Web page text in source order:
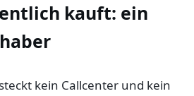
kauft: ein
kein Callcenter und kein